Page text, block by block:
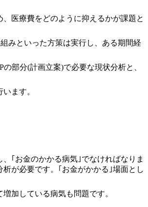
医療費をどのように抑えるかが課題と
みといった方策は実行し、ある期間経
部分(計画立案)で必要な現状分析と、
ます。
｢お金のかかる病気｣でなければなりま
が必要です。｢お金がかかる｣場面とし
加している病気も問題です。